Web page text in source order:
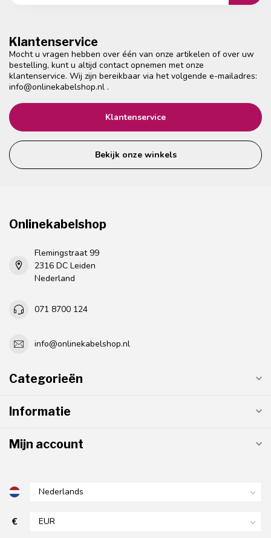
Klantenservice
Mocht u vragen hebben over één van onze artikelen of over uw
bestelling, kunt u altijd contact opnemen met onze
klantenservice. Wij zijn bereikbaar via het volgende e-mailadres:
info@onlinekabelshop.nl .
Klantenservice
Bekijk onze winkels
Onlinekabelshop
Flemingstraat 99
2316 DC Leiden
Nederland
071 8700 124
info@onlinekabelshop.nl
Categorieën
Informatie
Mijn account
€